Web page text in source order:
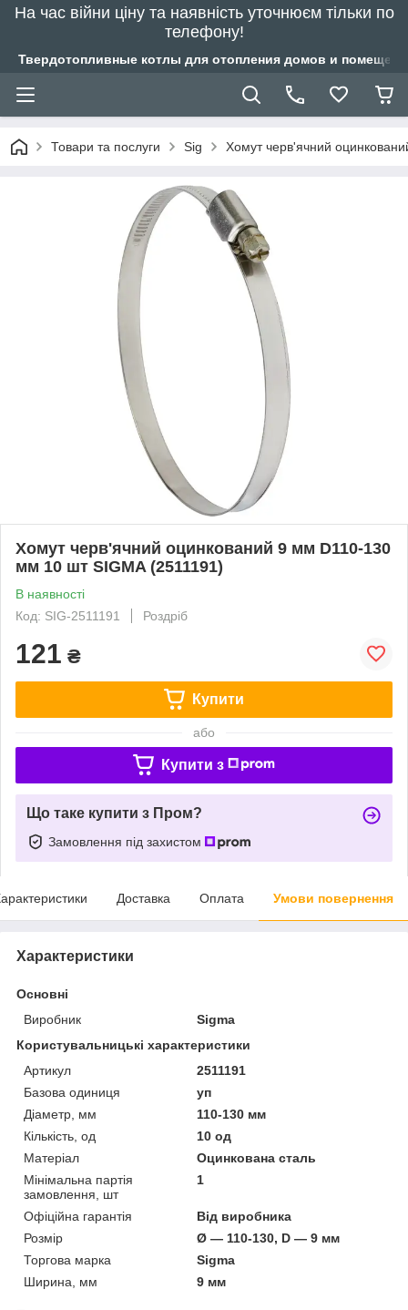
На час війни ціну та наявність уточнюєм тільки по
телефону!
Твердотопливные котлы для отопления домов и
Товари та послуги Sig Хомут черв'ячний
Хомут черв'ячний оцинкований 9 мм D110-130
мм 10 шт SIGMA (2511191)
В наявності
Код: SIG-2511191
Роздріб
121 ₴
Купити
або
Купити з
Що таке купити з Пром?
Замовлення під захистом
Доставка Оплата Умови повернення
Характеристики
Основні
Виробник
Sigma
Користувальницькі характеристики
Артикул
2511191
Базова одиниця
уп
Діаметр, мм
110-130 мм
Кількість, од
10 од
Матеріал
Оцинкована сталь
Мінімальна партія
замовлення, шт
1
Офіційна гарантія
Від виробника
Розмір
Ø — 110-130, D — 9 мм
Торгова марка
Sigma
Ширина, мм
9 мм